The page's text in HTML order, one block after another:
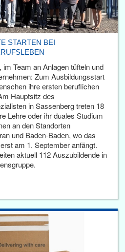
STARTEN BEI
Team an Anlagen tüfteln und
Zum Ausbildungsstart
ihre ersten beruflichen
Hauptsitz des
in Sassenberg treten 18
Lehre oder ihr duales Studium
an den Standorten
und Baden-Baden, wo das
am 1. September anfängt.
aktuell 112 Auszubildende in